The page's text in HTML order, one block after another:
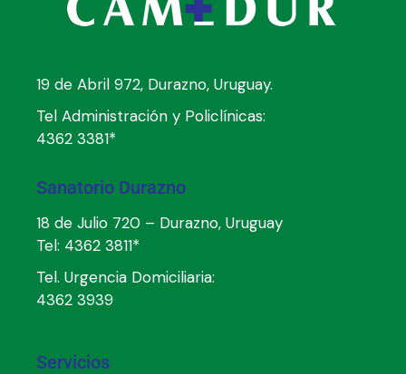
19 de Abril 972, Durazno, Uruguay.
Tel Administración y Policlínicas:
4362 3381*
Sanatorio Durazno
18 de Julio 720 – Durazno, Uruguay
Tel: 4362 3811*
Tel. Urgencia Domiciliaria:
4362 3939
Servicios